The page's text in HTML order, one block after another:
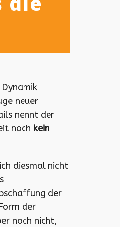
neuer
nennt der
noch kein
diesmal nicht
der
der
noch nicht,